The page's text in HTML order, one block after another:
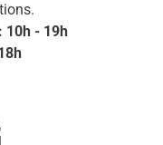
10h - 19h